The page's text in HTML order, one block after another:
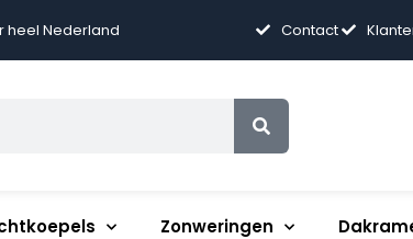
heel Nederland Contact
Zonweringen